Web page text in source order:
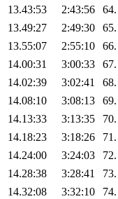
13.43:53
2:43:56 64.
13.49:27
2:49:30 65.
13.55:07
2:55:10 66.
14.00:31
3:00:33 67.
14.02:39
3:02:41 68.
14.08:10
3:08:13 69.
14.13:33
3:13:35 70.
14.18:23
3:18:26 71.
14.24:00
3:24:03 72.
14.28:38
3:28:41 73.
14.32:08
3:32:10 74.